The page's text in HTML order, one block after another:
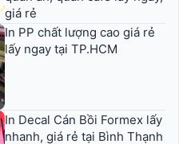
giá rẻ
In PP chất lượng cao giá rẻ
lấy ngay tại TP.HCM
In Decal Cán Bồi Formex lấy
nhanh, giá rẻ tại Bình Thạnh